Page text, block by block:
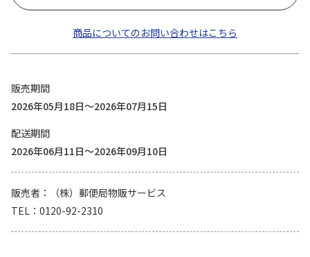
商品についてのお問い合わせはこちら
販売期間
2026年05月18日～2026年07月15日
配送期間
2026年06月11日～2026年09月10日
販売者
（株）郵便局物販サービス
TEL
0120-92-2310